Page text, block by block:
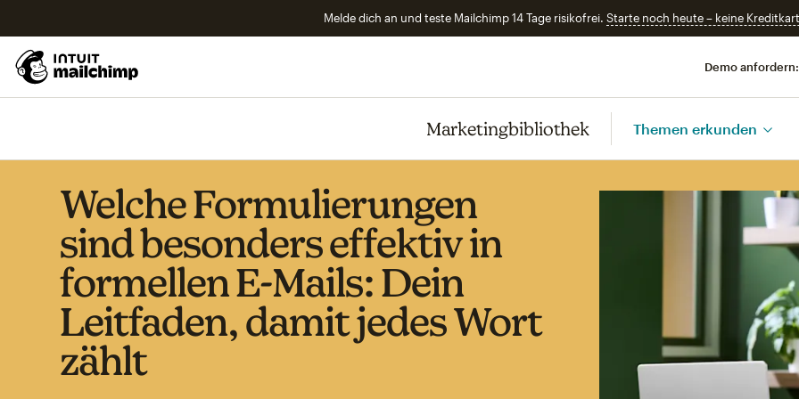
Melde dich an und teste Mailchimp 14 Tage risikofrei. Starte noch heute – keine
Demo anfordern:
Marketingbibliothek Themen erkunden
Welche Formulierungen
sind besonders effektiv in
formellen E-Mails: Dein
Leitfaden, damit jedes Wort
zählt